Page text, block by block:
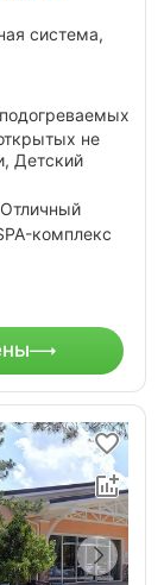
система,
не
Детский
комплекс